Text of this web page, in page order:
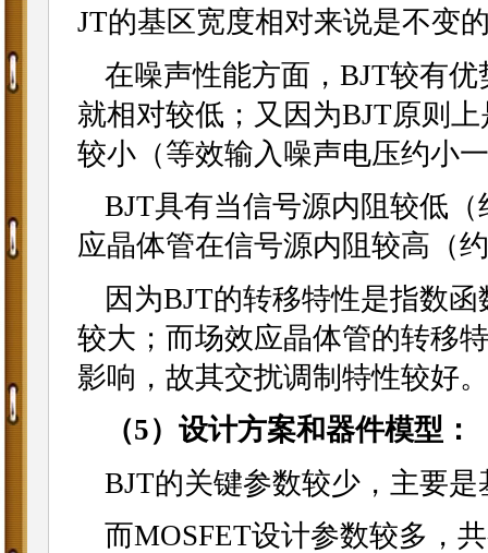
JT的基区宽度相对来说是不变
在噪声性能方面，BJT较有
就相对较低；又因为BJT原则
较小（等效输入噪声电压约小
BJT具有当信号源内阻较低
应晶体管在信号源内阻较高（
因为BJT的转移特性是指数
较大；而场效应晶体管的转移
影响，故其交扰调制特性较好。
（5）设计方案和器件模型：
BJT的关键参数较少，主要
而MOSFET设计参数较多，